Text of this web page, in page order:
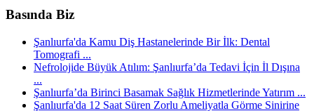
Basında Biz
Şanlıurfa'da Kamu Diş Hastanelerinde Bir İlk: Dental
Tomografi ...
Nefrolojide Büyük Atılım: Şanlıurfa’da Tedavi İçin İl Dışına
...
Şanlıurfa’da Birinci Basamak Sağlık Hizmetlerinde Yatırım ...
Şanlıurfa'da 12 Saat Süren Zorlu Ameliyatla Görme Sinirine